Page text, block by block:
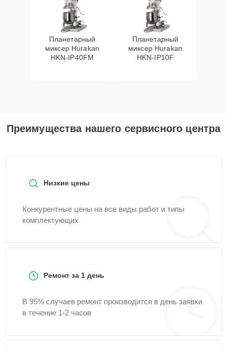
Планетарный
миксер Hurakan
HKN-IP40FM
Планетарный
миксер Hurakan
HKN-IP10F
Преимущества нашего сервисного центра
Низкие цены
Конкурентные цены на все виды работ и типы
комплектующих
Ремонт за 1 день
В 95% случаев ремонт производится в день заявки
в течение 1-2 часов